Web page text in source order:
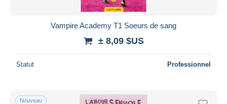
Vampire Academy T1 Soeurs de sang
± 8,09 $US
Statut Professionnel
Nouveau